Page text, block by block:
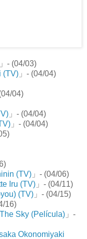
」- (04/03)
(TV) 」- (04/04)
04)
」- (04/04)
」- (04/04)
(TV) 」- (04/06)
Iru (TV) 」- (04/11)
(TV) 」- (04/15)
16)
Sky (Película) 」-
Okonomiyaki